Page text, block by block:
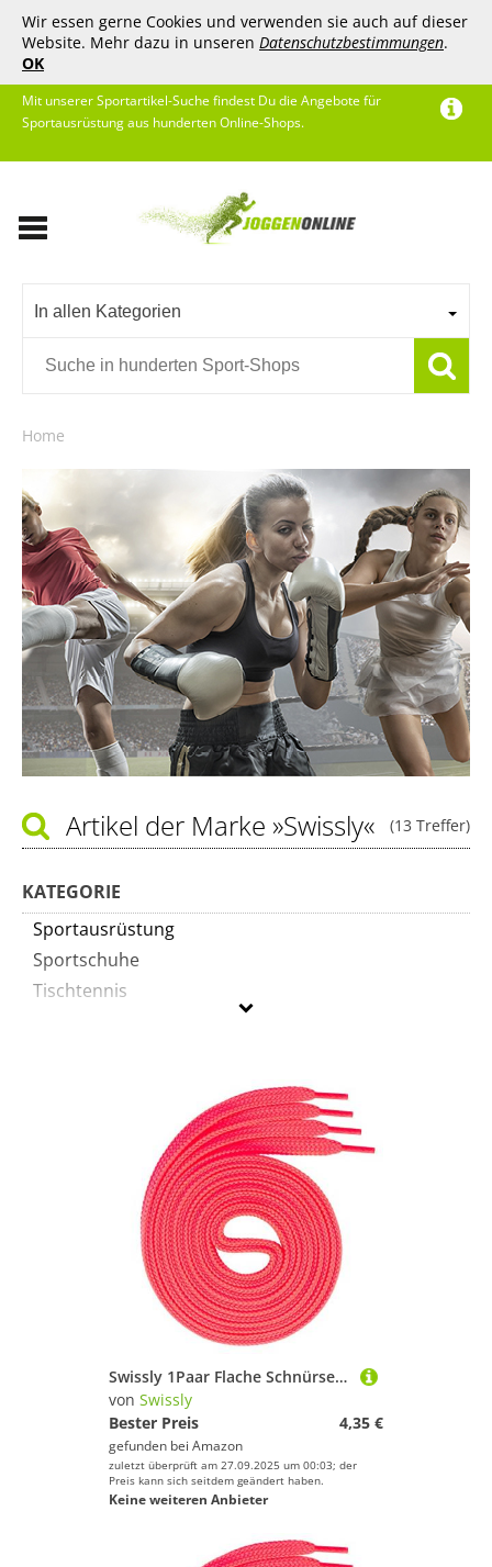
Wir essen gerne Cookies und verwenden sie auch auf dieser
Website. Mehr dazu in unseren Datenschutzbestimmungen.
OK
Mit unserer Sportartikel-Suche findest Du die Angebote für
Sportausrüstung aus hunderten Online-Shops.
In allen Kategorien
Home
(13 Treffer)
Artikel der Marke »Swissly«
KATEGORIE
Sportausrüstung
Sportschuhe
Tischtennis
Swissly 1Paar Flache Schnürsenkel für Sneaker und Sportschuhe - sehr reißfest - ca. 7,0 mm breit aus 100% Polyester, Farbe: neon.pink Länge: 120cm
von Swissly
Bester Preis
4,35 €
gefunden bei Amazon
zuletzt überprüft am 27.09.2025 um 00:03; der
Preis kann sich seitdem geändert haben.
Keine weiteren Anbieter